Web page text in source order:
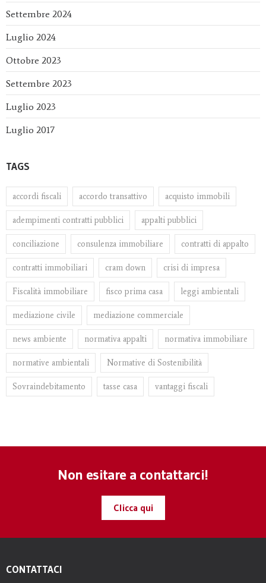
Settembre 2024
Luglio 2024
Ottobre 2023
Settembre 2023
Luglio 2023
Luglio 2017
TAGS
accordi fiscali accordo transattivo acquisto immobili
adempimenti contratti pubblici appalti pubblici
conciliazione consulenza immobiliare contratti di appalto
contratti immobiliari cram down crisi di impresa
Fiscalità immobiliare fisco prima casa leggi ambientali
mediazione civile mediazione commerciale
news ambiente normativa appalti normativa immobiliare
normative ambientali Normative di Sostenibilità
Sovraindebitamento tasse casa vantaggi fiscali
Non esitare a contattarci!
Clicca qui
CONTATTACI